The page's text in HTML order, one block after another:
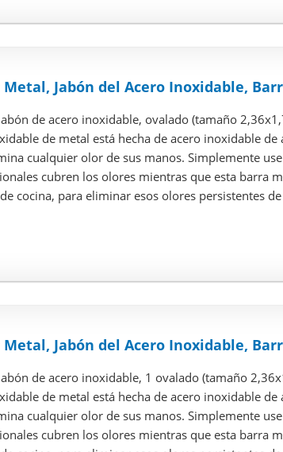
Jabón del Acero Inoxidable,
de acero inoxidable, ovalado (tamaño
de metal está hecha de acero inoxidable de
cualquier olor de sus manos. Simplemente
cubren los olores mientras que esta barra
cocina, para eliminar esos olores persistentes de
Jabón del Acero Inoxidable,
de acero inoxidable, 1 ovalado (tamaño
de metal está hecha de acero inoxidable de
cualquier olor de sus manos. Simplemente
cubren los olores mientras que esta barra